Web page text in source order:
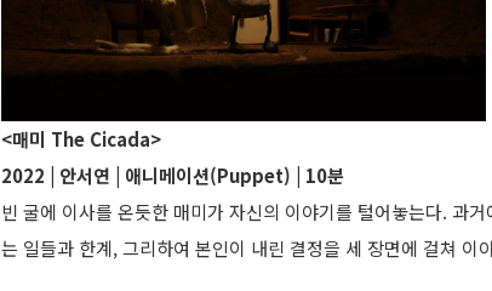
<매미 The Cicada>
2022 | 안서연 | 애니메이션(Puppet) | 10분
빈 굴에 이사를 온듯한 매미가 자신의 이야기를 털어놓는다. 과
는 일들과 한계, 그리하여 본인이 내린 결정을 세 장면에 걸쳐 이